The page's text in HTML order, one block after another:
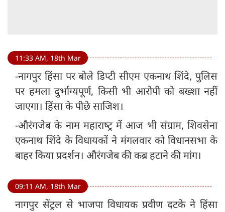
11:33 AM, 18th Mar
-नागपुर हिंसा पर बोले डिप्टी सीएम एकनाथ शिंदे, पुलिस
पर हमला दुर्भाग्यपूर्ण, किसी भी आरोपी को बख्शा नहीं
जाएगा। हिंसा के पीछे साजिश।
-औरंगजेब के नाम महाराष्‍ट्र में आज भी संग्राम, शिवसेना
एकनाथ शिंदे के विधायकों ने मंगलवार को विधानसभा के
बाहर किया प्रदर्शन। औरंगजेब की कब्र हटाने की मांग।
09:11 AM, 18th Mar
नागपुर सेंट्रल से भाजपा विधायक प्रवीण दटके ने हिंसा